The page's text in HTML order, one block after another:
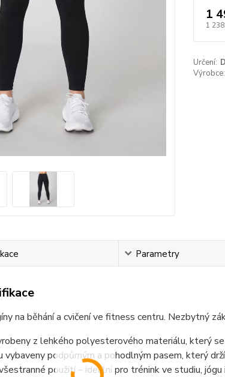
1
1
Určení:
Výrobce:
Parametry
na běhání a cvičení ve fitness centru. Nezbytný
z lehkého polyesterového materiálu, který
podpůrným a pohodlným pasem, který
použití – ideální pro trénink ve studiu, jógu